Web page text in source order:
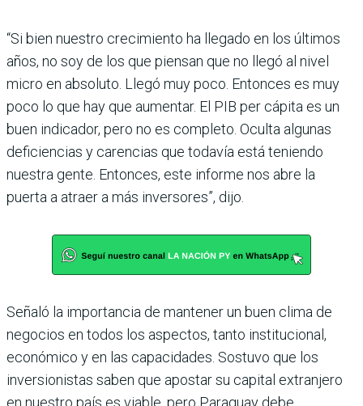
“Si bien nuestro crecimiento ha llegado en los últimos
años, no soy de los que piensan que no llegó al nivel
micro en absoluto. Llegó muy poco. Entonces es muy
poco lo que hay que aumentar. El PIB per cápita es un
buen indicador, pero no es completo. Oculta algunas
deficiencias y carencias que todavía está teniendo
nuestra gente. Entonces, este informe nos abre la
puerta a atraer a más inversores”, dijo.
Señaló la importancia de mantener un buen clima de
negocios en todos los aspectos, tanto institucional,
económico y en las capacidades. Sostuvo que los
inversionistas saben que apostar su capital extranjero